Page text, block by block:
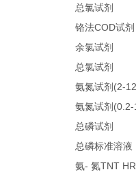
总氯试剂
铬法COD试剂
余氯试剂
总氯试剂
氨氮试剂 (2-
氨氮试剂
总磷试剂
总磷标准溶液
氨- 氮TNT HR